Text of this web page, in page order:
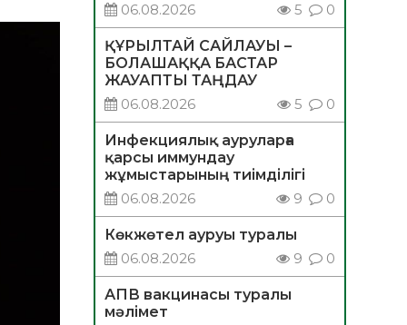
06.08.2026
5 0
ҚҰРЫЛТАЙ САЙЛАУЫ –
БОЛАШАҚҚА БАСТАР
ЖАУАПТЫ ТАҢДАУ
06.08.2026
5 0
Инфекциялық ауруларға
қарсы иммундау
жұмыстарының тиімділігі
06.08.2026
9 0
Көкжөтел ауруы туралы
06.08.2026
9 0
АПВ вакцинасы туралы
мәлімет